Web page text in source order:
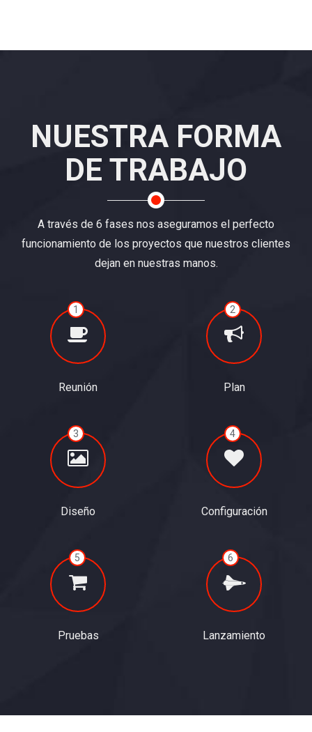
NUESTRA FORMA
DE TRABAJO
A través de 6 fases nos aseguramos el perfecto
funcionamiento de los proyectos que nuestros clientes
dejan en nuestras manos.
1
Reunión
2
Plan
3
Diseño
4
Configuración
5
Pruebas
6
Lanzamiento